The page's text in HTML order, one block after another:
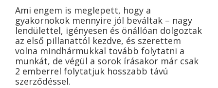
Ami engem is meglepett, hogy a
gyakornokok mennyire jól beváltak – nagy
lendülettel, igényesen és önállóan dolgoztak
az első pillanattól kezdve, és szerettem
volna mindhármukkal tovább folytatni a
munkát, de végül a sorok írásakor már csak
2 emberrel folytatjuk hosszabb távú
szerződéssel.